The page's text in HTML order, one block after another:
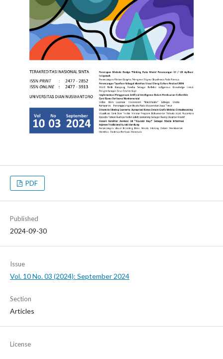
PDF
Published
2024-09-30
Issue
Vol. 10 No. 03 (2024): September 2024
Section
Articles
License